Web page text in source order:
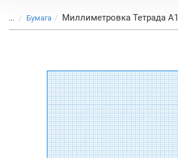
... Бумага Миллиметровка Тетрада А1